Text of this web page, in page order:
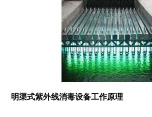
明渠式紫外线消毒设备工作原理